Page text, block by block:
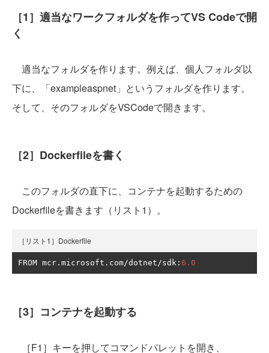
［1］適当なワークフォルダを作ってVS Codeで開
く
適当なフォルダを作ります。例えば、個人フォルダ以
下に、「exampleaspnet」というフォルダを作ります。
そして、そのフォルダをVSCodeで開きます。
［2］Dockerfileを書く
このフォルダの直下に、コンテナを起動するための
Dockerfileを書きます（リスト1）。
［リスト1］Dockerfile
FROM mcr . microsoft . com/dotnet/sdk : 6.0
［3］コンテナを起動する
［F1］キーを押してコマンドパレットを開き、